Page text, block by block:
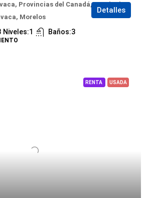
Provincias del Canadá, Provincias
Morelos
Niveles:1 Baños:3
Detalles
RENTA USADA